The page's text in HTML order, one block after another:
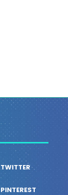
TWITTER
PINTEREST